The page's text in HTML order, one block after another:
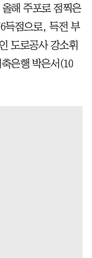
해 주포로 점찍은
득점으로, 득전 부
도로공사 강소휘
은행 박은서(10